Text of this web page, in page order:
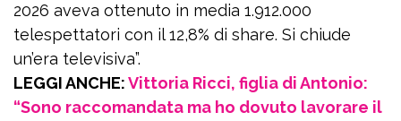
2026 aveva ottenuto in media 1.912.000
telespettatori con il 12,8% di share. Si chiude
un’era televisiva”.
LEGGI ANCHE:Vittoria Ricci, figlia di Antonio:
“Sono raccomandata ma ho dovuto lavorare il